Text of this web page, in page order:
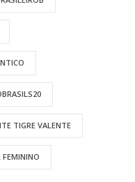
TIGRE VALENTE
FEMININO